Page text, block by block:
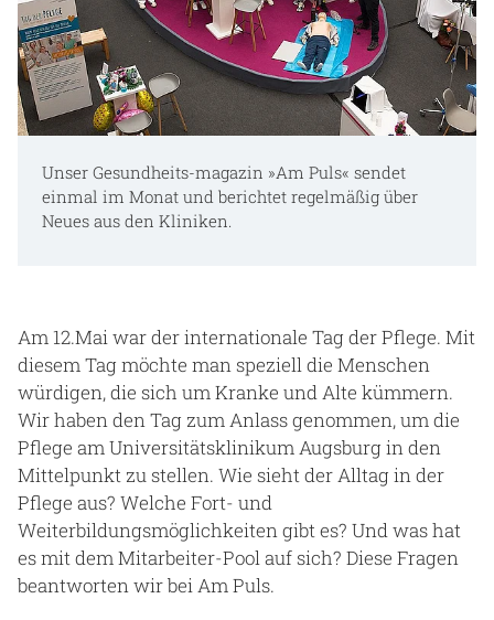
Unser Gesundheits-magazin »Am Puls« sendet
einmal im Monat und berichtet regelmäßig über
Neues aus den Kliniken.
Am 12.Mai war der internationale Tag der Pflege. Mit
diesem Tag möchte man speziell die Menschen
würdigen, die sich um Kranke und Alte kümmern.
Wir haben den Tag zum Anlass genommen, um die
Pflege am Universitätsklinikum Augsburg in den
Mittelpunkt zu stellen. Wie sieht der Alltag in der
Pflege aus? Welche Fort- und
Weiterbildungsmöglichkeiten gibt es? Und was hat
es mit dem Mitarbeiter-Pool auf sich? Diese Fragen
beantworten wir bei Am Puls.